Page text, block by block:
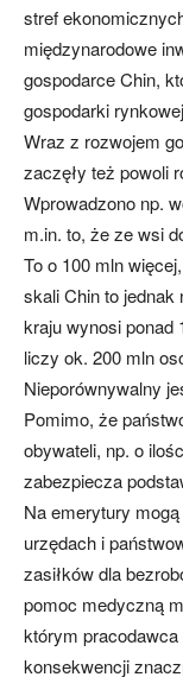
stref
międzynarodowe
gospodarce Chin,
gospodarki
Wraz z rozwojem
zaczęły też powoli
Wprowadzono np.
m.in. to, że ze wsi
To o 100 mln
skali Chin to jednak
kraju wynosi ponad
liczy ok. 200 mln
Nieporównywalny
Pomimo, że
obywateli, np. o
zabezpiecza
Na emerytury
urzędach i
zasiłków dla
pomoc medyczną
którym pracodawca
konsekwencji